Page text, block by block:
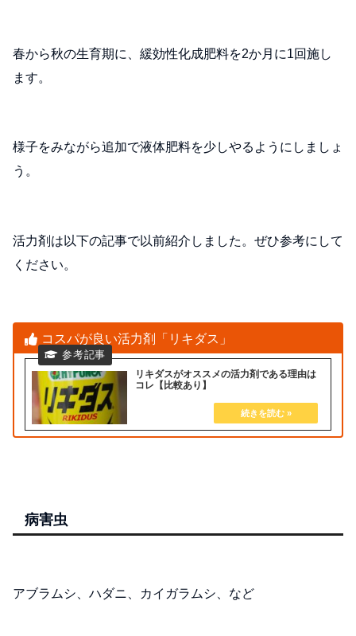
春から秋の生育期に、緩効性化成肥料を2か月に1回施し
ます。
様子をみながら追加で液体肥料を少しやるようにしましょ
う。
活力剤は以下の記事で以前紹介しました。ぜひ参考にして
ください。
コスパが良い活力剤「リキダス」
リキダスがオススメの活力剤である理由は
コレ【比較あり】
病害虫
アブラムシ、ハダニ、カイガラムシ、など